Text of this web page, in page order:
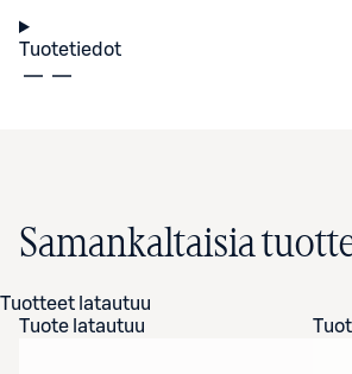
Tuotetiedot
Samankaltaisia
Tuotteet latautuu
Tuote latautuu